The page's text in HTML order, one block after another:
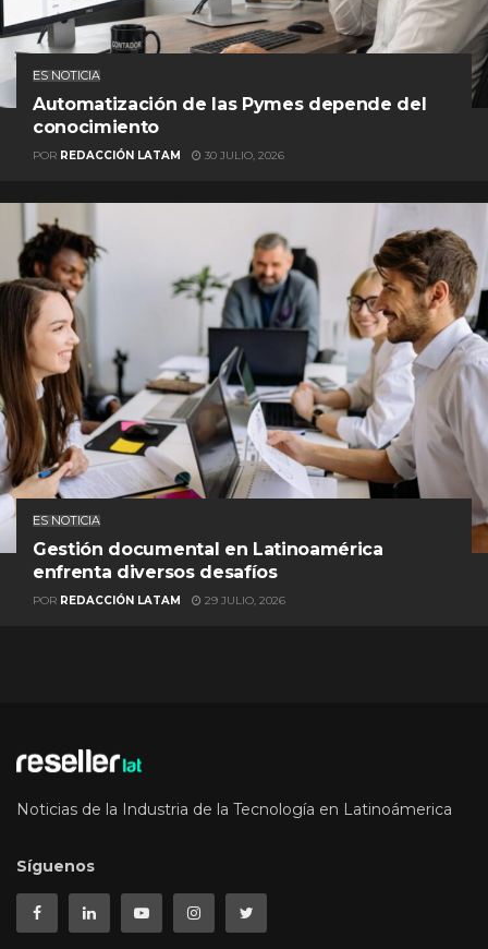
ES NOTICIA
Automatización de las Pymes depende del
conocimiento
POR REDACCIÓN LATAM 30 JULIO, 2026
ES NOTICIA
Gestión documental en Latinoamérica
enfrenta diversos desafíos
POR REDACCIÓN LATAM 29 JULIO, 2026
Noticias de la Industria de la Tecnología en Latinoámerica
Síguenos